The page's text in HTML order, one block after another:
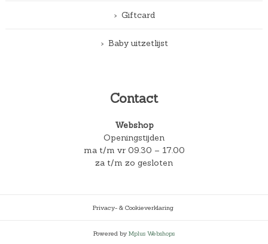
Giftcard
Baby uitzetlijst
Contact
Webshop
Openingstijden
ma t/m vr 09.30 – 17.00
za t/m zo gesloten
Privacy- & Cookieverklaring
Powered by Mplus Webshops